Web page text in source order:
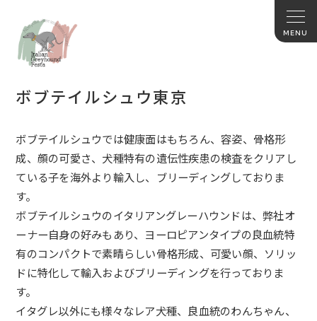
ボブテイルシュウ東京
ボブテイルシュウでは健康面はもちろん、容姿、骨格形
成、顔の可愛さ、犬種特有の遺伝性疾患の検査をクリアし
ている子を海外より輸入し、ブリーディングしておりま
す。
ボブテイルシュウのイタリアングレーハウンドは、弊社オ
ーナー自身の好みもあり、ヨーロピアンタイプの良血統特
有のコンパクトで素晴らしい骨格形成、可愛い顔、ソリッ
ドに特化して輸入およびブリーディングを行っておりま
す。
イタグレ以外にも様々なレア犬種、良血統のわんちゃん、